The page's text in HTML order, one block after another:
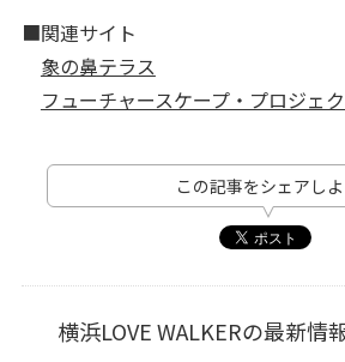
■関連サイト
象の鼻テラス
フューチャースケープ・プロジェ
この記事をシェアしよ
横浜LOVE WALKERの最新情